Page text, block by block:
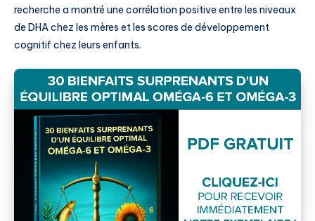
recherche a montré une corrélation positive entre les niveaux
de DHA chez les mères et les scores de développement
cognitif chez leurs enfants.